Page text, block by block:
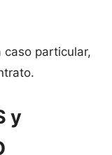
caso particular,
y